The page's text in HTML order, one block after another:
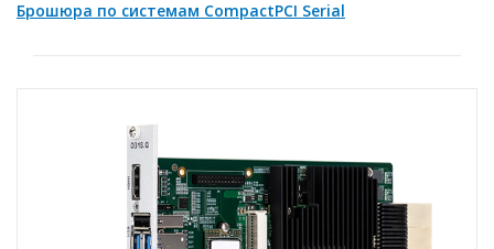
Брошюра по системам CompactPCI Serial